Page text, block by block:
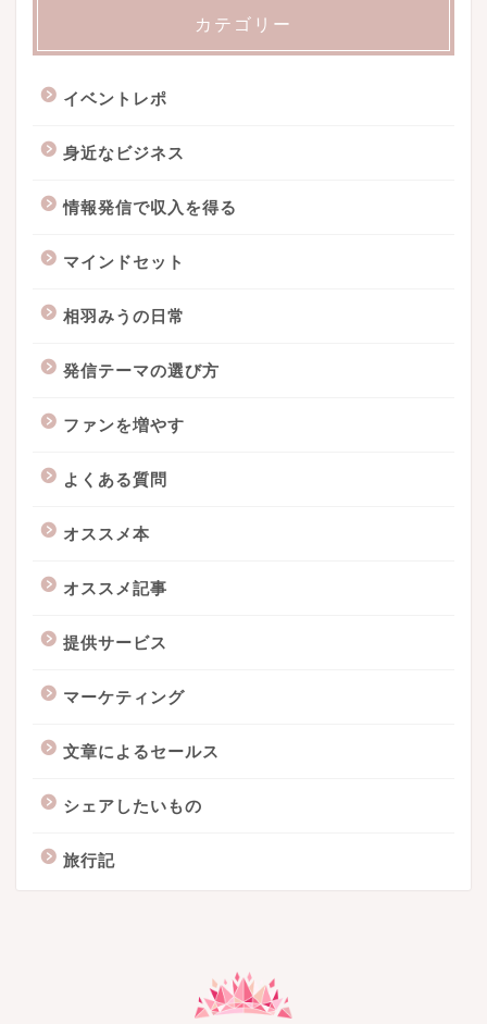
カテゴリー
イベントレポ
身近なビジネス
情報発信で収入を得る
マインドセット
相羽みうの日常
発信テーマの選び方
ファンを増やす
よくある質問
オススメ本
オススメ記事
提供サービス
マーケティング
文章によるセールス
シェアしたいもの
旅行記